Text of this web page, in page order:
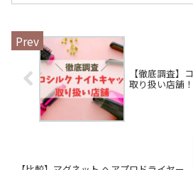
【徹底調査】
取り扱い店舗